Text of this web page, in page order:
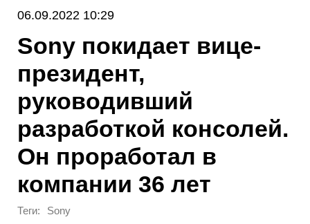
06.09.2022 10:29
Sony покидает вице-
президент,
руководивший
разработкой консолей.
Он проработал в
компании 36 лет
Теги: Sony